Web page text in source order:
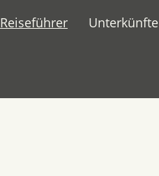
Reiseführer Unterkünfte